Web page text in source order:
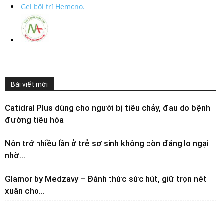
Gel bôi trĩ Hemono.
Bài viết mới
Catidral Plus dùng cho người bị tiêu chảy, đau do bệnh
đường tiêu hóa
Nôn trớ nhiều lần ở trẻ sơ sinh không còn đáng lo ngại
nhờ...
Glamor by Medzavy – Đánh thức sức hút, giữ trọn nét
xuân cho...